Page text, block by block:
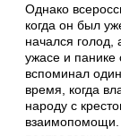
Однако
когда он был
начался
ужасе и
вспоминал
время, когда
народу с
взаимопомощи.